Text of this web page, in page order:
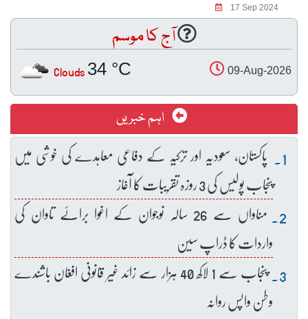
17 Sep 2024
آج کا موسم
09-Aug-2026
34 °C
Clouds
اہم خبریں
پاکستان، سعودیہ اور ترکیہ کے دفاعی معاہدے کی خوشی میں
پنجاب پولیس کی 3 روزہ تقریبات کا آغاز
مناواں سے 26 سالہ نوجوان کے اغوا برائے تاوان کی
واردات کا ڈراپ سین
پنجاب سے 1 لاکھ 40 ہزار سے زائد غیر قانونی افغان باشندے
وطن واپس روانہ